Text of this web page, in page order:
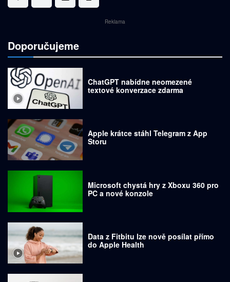
Reklama
Doporučujeme
ChatGPT nabídne neomezené
textové konverzace zdarma
Apple krátce stáhl Telegram z App
Storu
Microsoft chystá hry z Xboxu 360 pro
PC a nové konzole
Data z Fitbitu lze nově posílat přímo
do Apple Health